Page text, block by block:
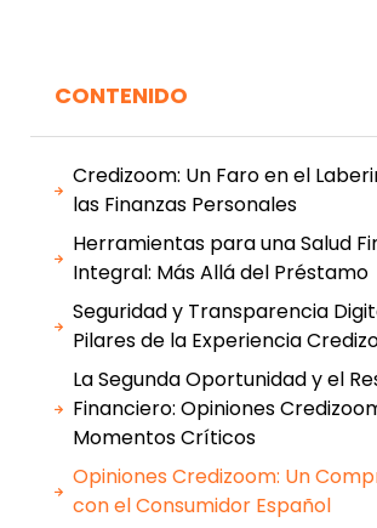
CONTENIDO
Credizoom: Un Faro en el
las Finanzas Personales
Herramientas para una Salud
Integral: Más Allá del Préstamo
Seguridad y Transparencia
Pilares de la Experiencia
La Segunda Oportunidad y el
Financiero: Opiniones
Momentos Críticos
Opiniones Credizoom: Un
con el Consumidor Español